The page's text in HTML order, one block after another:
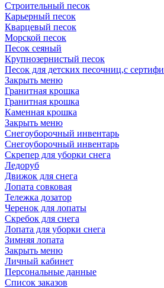
Строительный песок
Карьерный песок
Кварцевый песок
Морской песок
Песок сеяный
Крупнозернистый песок
Песок для детских песочниц,с
Закрыть меню
Гранитная крошка
Гранитная крошка
Каменная крошка
Закрыть меню
Cнегоуборочный инвентарь
Снегоуборочный инвентарь
Скрепер для уборки снега
Ледоруб
Движок для снега
Лопата совковая
Тележка дозатор
Черенок для лопаты
Скребок для снега
Лопата для уборки снега
Зимняя лопата
Закрыть меню
Личный кабинет
Персональные данные
Список заказов